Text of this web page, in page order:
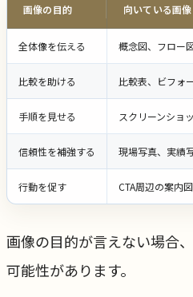
画像の目的 向いている画像
全体像を伝える 概念図、フロー
比較を助ける 比較表、ビフォ
手順を見せる スクリーンショ
信頼性を補強する 現場写真、実績
行動を促す CTA周辺の案内
画像の目的が言えない場合
可能性があります。